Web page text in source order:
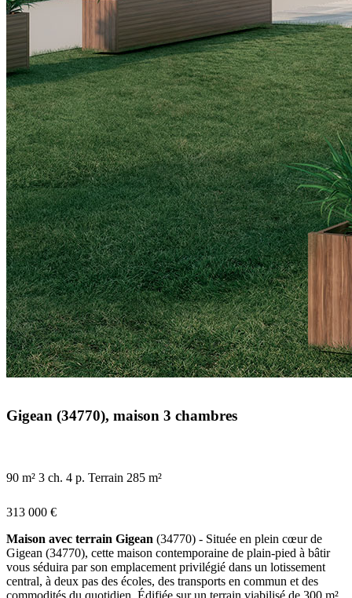
Gigean (34770), maison 3 chambres
90 m² 3 ch. 4 p. Terrain 285 m²
313 000 €
Maison avec terrain Gigean (34770) - Située en plein cœur de
Gigean (34770), cette maison contemporaine de plain-pied à bâtir
vous séduira par son emplacement privilégié dans un lotissement
central, à deux pas des écoles, des transports en commun et des